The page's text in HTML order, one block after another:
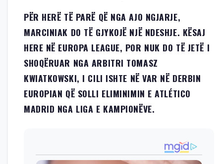
PËR HERË TË PARË QË NGA AJO NGJARJE,
MARCINIAK DO TË GJYKOJË NJË NDESHJE. KËSAJ
HERE NË EUROPA LEAGUE, POR NUK DO TË JETË I
SHOQËRUAR NGA ARBITRI TOMASZ
KWIATKOWSKI, I CILI ISHTE NË VAR NË DERBIN
EUROPIAN QË SOLLI ELIMINIMIN E ATLÉTICO
MADRID NGA LIGA E KAMPIONËVE.